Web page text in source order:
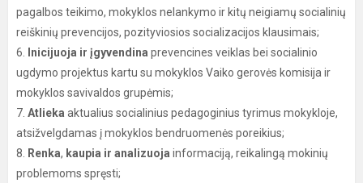
pagalbos teikimo, mokyklos nelankymo ir kitų neigiamų socialinių
reiškinių prevencijos, pozityviosios socializacijos klausimais;
6. Inicijuoja ir įgyvendina prevencines veiklas bei socialinio
ugdymo projektus kartu su mokyklos Vaiko gerovės komisija ir
mokyklos savivaldos grupėmis;
7. Atlieka aktualius socialinius pedagoginius tyrimus mokykloje,
atsižvelgdamas į mokyklos bendruomenės poreikius;
8. Renka, kaupia ir analizuoja informaciją, reikalingą mokinių
problemoms spręsti;